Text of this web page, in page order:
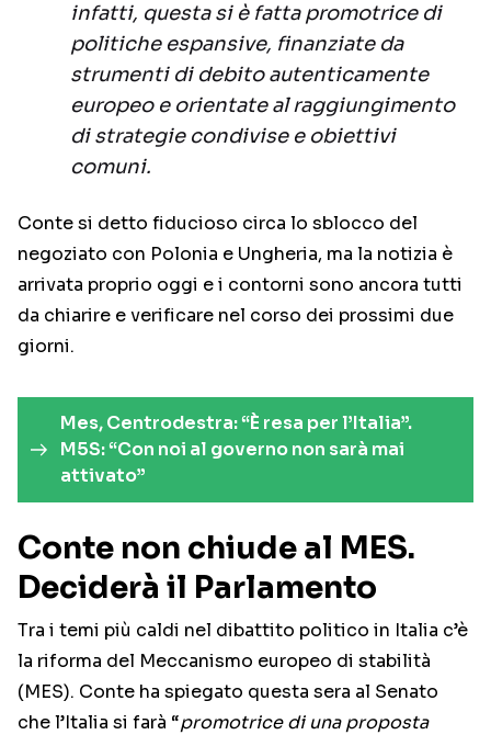
infatti, questa si è fatta promotrice di
politiche espansive, finanziate da
strumenti di debito autenticamente
europeo e orientate al raggiungimento
di strategie condivise e obiettivi
comuni.
Conte si detto fiducioso circa lo sblocco del
negoziato con Polonia e Ungheria, ma la notizia è
arrivata proprio oggi e i contorni sono ancora tutti
da chiarire e verificare nel corso dei prossimi due
giorni.
Mes, Centrodestra: “È resa per l’Italia”.
M5S: “Con noi al governo non sarà mai
attivato”
Conte non chiude al MES.
Deciderà il Parlamento
Tra i temi più caldi nel dibattito politico in Italia c’è
la riforma del Meccanismo europeo di stabilità
(MES). Conte ha spiegato questa sera al Senato
che l’Italia si farà “promotrice di una proposta